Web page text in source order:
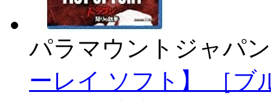
パラマウントジャパン
ーレイ ソフト】 ［ブ